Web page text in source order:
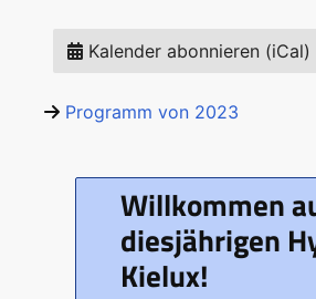
Kalender abonnieren (iCal)
Programm von 2023
Willkommen
diesjährigen
Kielux!